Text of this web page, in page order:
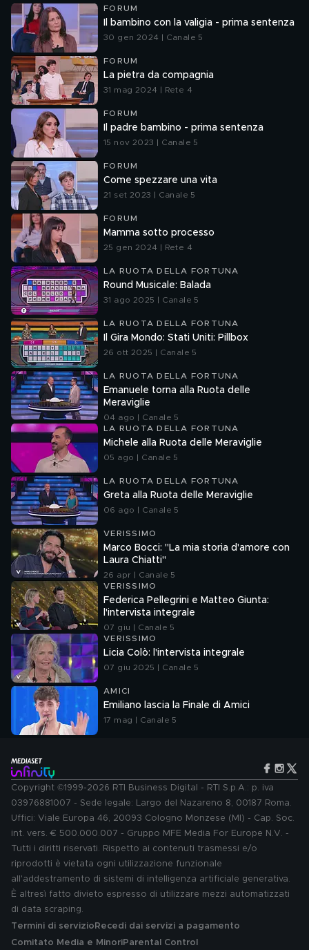
FORUM
Il bambino con la valigia - prima sentenza
30 gen 2024 | Canale 5
FORUM
La pietra da compagnia
31 mag 2024 | Rete 4
FORUM
Il padre bambino - prima sentenza
15 nov 2023 | Canale 5
FORUM
Come spezzare una vita
21 set 2023 | Canale 5
FORUM
Mamma sotto processo
25 gen 2024 | Rete 4
LA RUOTA DELLA FORTUNA
Round Musicale: Balada
31 ago 2025 | Canale 5
LA RUOTA DELLA FORTUNA
Il Gira Mondo: Stati Uniti: Pillbox
26 ott 2025 | Canale 5
LA RUOTA DELLA FORTUNA
Emanuele torna alla Ruota delle
Meraviglie
04 ago | Canale 5
LA RUOTA DELLA FORTUNA
Michele alla Ruota delle Meraviglie
05 ago | Canale 5
LA RUOTA DELLA FORTUNA
Greta alla Ruota delle Meraviglie
06 ago | Canale 5
VERISSIMO
Marco Bocci: "La mia storia d'amore con
Laura Chiatti"
26 apr | Canale 5
VERISSIMO
Federica Pellegrini e Matteo Giunta:
l'intervista integrale
07 giu | Canale 5
VERISSIMO
Licia Colò: l'intervista integrale
07 giu 2025 | Canale 5
AMICI
Emiliano lascia la Finale di Amici
17 mag | Canale 5
Copyright ©1999-2026 RTI Business Digital - RTI S.p.A.: p. iva
03976881007 - Sede legale: Largo del Nazareno 8, 00187 Roma.
Uffici: Viale Europa 46, 20093 Cologno Monzese (MI) - Cap. Soc.
int. vers. € 500.000.007 - Gruppo MFE Media For Europe N.V. -
Tutti i diritti riservati. Rispetto ai contenuti trasmessi e/o
riprodotti è vietata ogni utilizzazione funzionale
all'addestramento di sistemi di intelligenza artificiale generativa.
È altresì fatto divieto espresso di utilizzare mezzi automatizzati
di data scraping.
Termini di servizio Recedi dai servizi a pagamento
Comitato Media e MinoriParental Control